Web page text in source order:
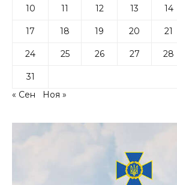
10 11 12 13 14
17 18 19 20 21
24 25 26 27 28
31
« Сен
Ноя »